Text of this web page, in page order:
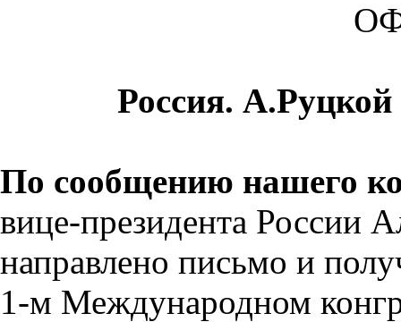
Россия. А.Руцкой
По сообщению нашего
вице-президента России
направлено письмо и
1-м Международном